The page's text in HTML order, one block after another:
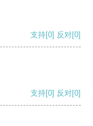
支持[0] 反对[0]
支持[0] 反对[0]